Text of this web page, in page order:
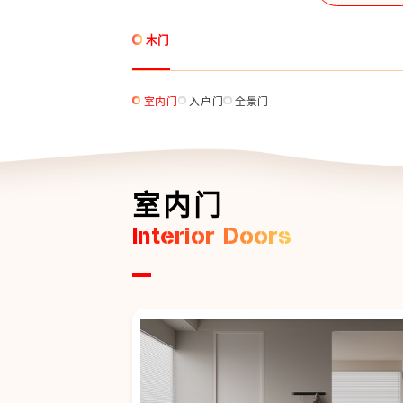
木门
室内门 入户门 全景门
室内门
Interior Doors